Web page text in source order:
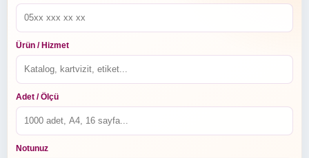
Ürün / Hizmet
Adet / Ölçü
Notunuz